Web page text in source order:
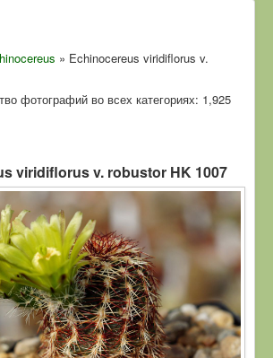
» Echinocereus viridiflorus v.
фотографий во всех категориях: 1,925
viridiflorus v. robustor HK 1007